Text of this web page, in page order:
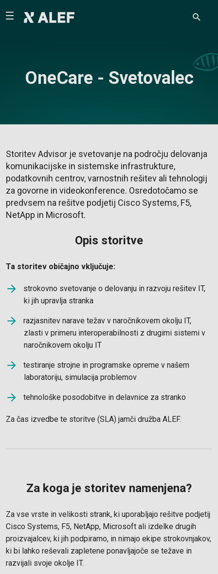
OneCare - Svetovalec
Storitev Advisor je svetovanje na področju delovanja
komunikacijske in sistemske infrastrukture,
podatkovnih centrov, varnostnih rešitev ali tehnologij
za govorne in videokonference. Osredotočamo se
predvsem na rešitve podjetij Cisco Systems, F5,
NetApp in Microsoft.
Opis storitve
Ta storitev običajno vključuje:
strokovno svetovanje o delovanju in razvoju rešitev IT,
ki jih upravlja stranka
razjasnitev narave težav v naročnikovem okolju IT,
zlasti v primeru interoperabilnosti z drugimi sistemi v
naročnikovem okolju IT
testiranje strojne in programske opreme v našem
laboratoriju, simulacija problemov
tehnološke posodobitve in delavnice za stranko
Za čas izvedbe te storitve (SLA) jamči družba ALEF.
Za koga je storitev namenjena?
Za vse vrste in velikosti strank, ki uporabljajo rešitve podjetij
Cisco Systems, F5, NetApp, Microsoft ali izdelke drugih
proizvajalcev, ki jih podpiramo, in nimajo ekipe strokovnjakov,
ki bi lahko reševali zapletene ponavljajoče se težave in
razvijali svoje okolje IT.